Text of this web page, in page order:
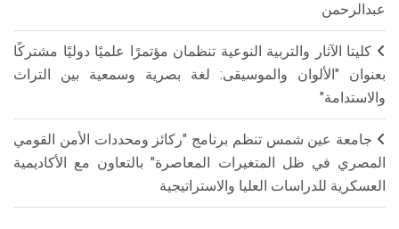
عبدالرحمن
كليتا الآثار والتربية النوعية تنظمان مؤتمرًا علميًا دوليًا مشتركًا
بعنوان "الألوان والموسيقى: لغة بصرية وسمعية بين التراث
والاستدامة"
جامعة عين شمس تنظم برنامج "ركائز ومحددات الأمن القومي
المصري في ظل المتغيرات المعاصرة" بالتعاون مع الأكاديمية
العسكرية للدراسات العليا والاستراتيجية